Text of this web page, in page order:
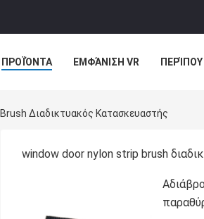
ΠΡΟΪΌΝΤΑ ΕΜΦΆΝΙΣΗ VR
Διαδικτυακός Κατασκευαστής
window door nylon strip brush